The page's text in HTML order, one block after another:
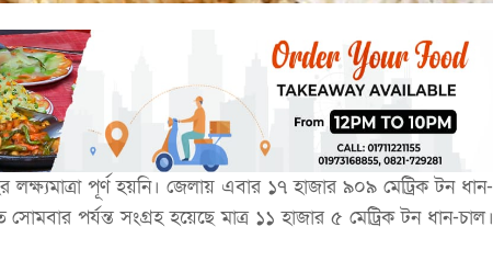
লক্ষ্যমাত্রা পূর্ণ হয়নি। জেলায় এবার ১৭ হাজার ৯০৯ মেট্রিক টন ধান-
পর্যন্ত সংগ্রহ হয়েছে মাত্র ১১ হাজার ৫ মেট্রিক টন ধান-চাল।